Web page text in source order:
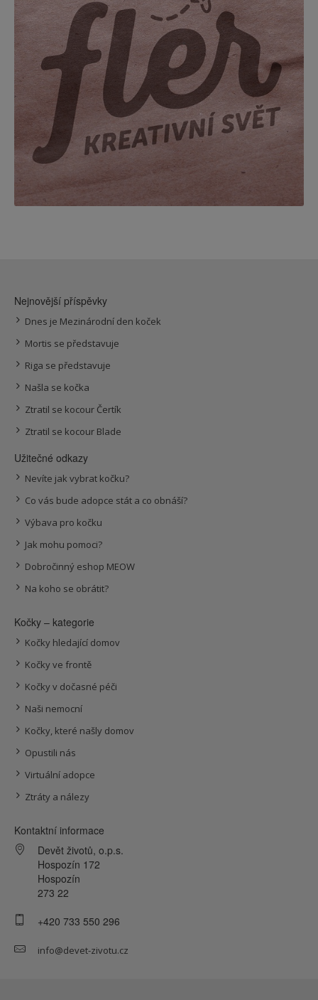
Nejnovější příspěvky
Dnes je Mezinárodní den koček
Mortis se představuje
Riga se představuje
Našla se kočka
Ztratil se kocour Čertík
Ztratil se kocour Blade
Užitečné odkazy
Nevíte jak vybrat kočku?
Co vás bude adopce stát a co obnáší?
Výbava pro kočku
Jak mohu pomoci?
Dobročinný eshop MEOW
Na koho se obrátit?
Kočky – kategorie
Kočky hledající domov
Kočky ve frontě
Kočky v dočasné péči
Naši nemocní
Kočky, které našly domov
Opustili nás
Virtuální adopce
Ztráty a nálezy
Kontaktní informace
Devět životů, o.p.s.
Hospozín 172
Hospozín
273 22
+420 733 550 296
info@devet-zivotu.cz